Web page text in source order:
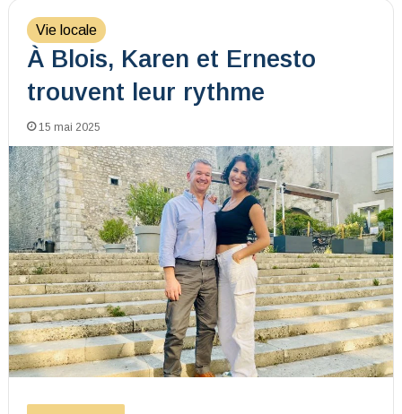
Vie locale
À Blois, Karen et Ernesto
trouvent leur rythme
15 mai 2025